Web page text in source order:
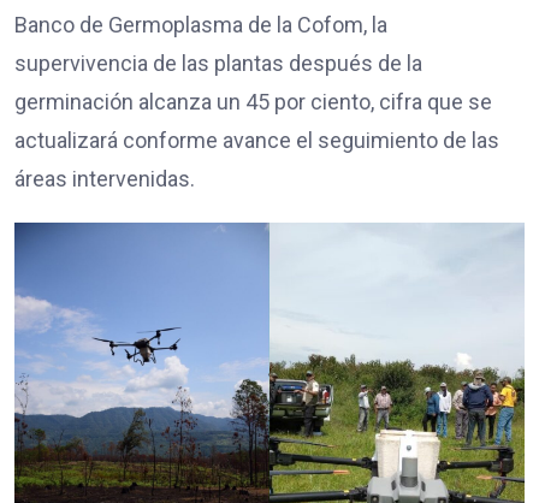
Banco de Germoplasma de la Cofom, la
supervivencia de las plantas después de la
germinación alcanza un 45 por ciento, cifra que se
actualizará conforme avance el seguimiento de las
áreas intervenidas.